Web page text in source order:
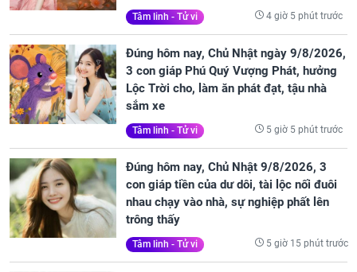
Tâm linh - Tử vi 4 giờ 5 phút trước
Đúng hôm nay, Chủ Nhật ngày 9/8/2026,
3 con giáp Phú Quý Vượng Phát, hưởng
Lộc Trời cho, làm ăn phát đạt, tậu nhà
sắm xe
Tâm linh - Tử vi 5 giờ 5 phút trước
Đúng hôm nay, Chủ Nhật 9/8/2026, 3
con giáp tiền của dư dôi, tài lộc nối đuôi
nhau chạy vào nhà, sự nghiệp phất lên
trông thấy
Tâm linh - Tử vi 5 giờ 15 phút trước